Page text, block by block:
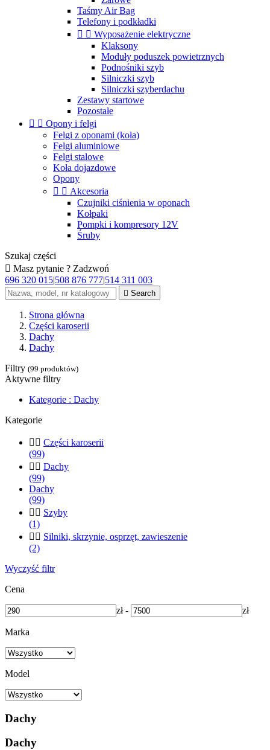
Taśmy Air Bag
Telefony i podkładki
  Wyposażenie elektryczne
Klaksony
Moduły poduszek powietrznych
Podnośniki szyb
Silniczki szyb
Silniczki szyberdachu
Zestawy startowe
Pozostałe
  Opony i felgi
Felgi z oponami (koła)
Felgi aluminiowe
Felgi stalowe
Koła dojazdowe
Opony
  Akcesoria
Czujniki ciśnienia w oponach
Kołpaki
Pompki i kompresory 12V
Śruby
Szukaj części
 Masz pytanie ? Zadzwoń
696 320 015|508 876 777|514 311 003
 Search
Strona główna
Części karoserii
Dachy
Dachy
Filtry (99 produktów)
Aktywne filtry
Kategorie : Dachy
Kategorie
  Części karoserii
(99)
  Dachy
(99)
Dachy
(99)
  Szyby
(1)
  Silniki, skrzynie, osprzęt, zawieszenie
(2)
Wyczyść filtr
Cena
zł - zł
Marka
Model
Dachy
Dachy